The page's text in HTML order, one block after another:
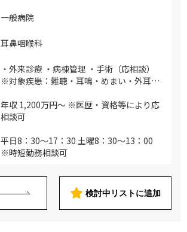
一般病院
耳鼻咽喉科
・外来診療 ・病棟管理 ・手術（応相談）
※対象疾患：難聴・耳鳴・めまい・外耳
療法・抗体療法）・副鼻腔炎・咽頭炎・扁
桃炎・睡眠時無呼吸症候群・末梢性顔面神
耳鼻咽喉科全般 など
年収 1,200万円～ ※医歴・資格等により応
相談可
平日8：30～17：30 土曜8：30～13：00
※時短勤務相談可
検討中リストに追加